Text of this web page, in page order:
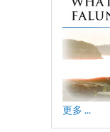
更多 ...